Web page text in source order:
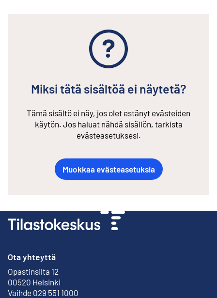
Miksi tätä sisältöä ei näytetä?
Tämä sisältö ei näy, jos olet estänyt evästeiden
käytön. Jos haluat nähdä sisällön, tarkista
evästeasetuksesi.
Muokkaa evästeasetuksia
Ota yhteyttä
Opastinsilta 12
00520 Helsinki
Ulkoinen linkki
Vaihde 029 551 1000